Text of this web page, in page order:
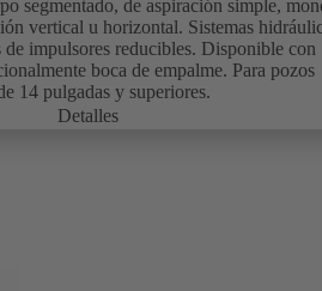
segmentado, de aspiración simple,
vertical u horizontal. Sistemas
de impulsores reducibles. Disponible con
boca de empalme. Para pozos
14 pulgadas y superiores.
Detalles